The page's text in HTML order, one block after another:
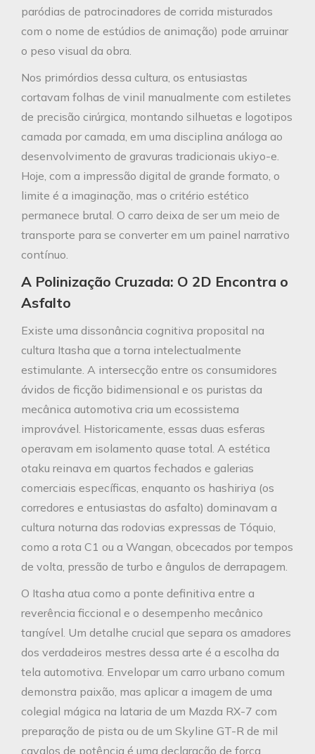
paródias de patrocinadores de corrida misturados
com o nome de estúdios de animação) pode arruinar
o peso visual da obra.
Nos primórdios dessa cultura, os entusiastas
cortavam folhas de vinil manualmente com estiletes
de precisão cirúrgica, montando silhuetas e logotipos
camada por camada, em uma disciplina análoga ao
desenvolvimento de gravuras tradicionais ukiyo-e.
Hoje, com a impressão digital de grande formato, o
limite é a imaginação, mas o critério estético
permanece brutal. O carro deixa de ser um meio de
transporte para se converter em um painel narrativo
contínuo.
A Polinização Cruzada: O 2D Encontra o
Asfalto
Existe uma dissonância cognitiva proposital na
cultura Itasha que a torna intelectualmente
estimulante. A intersecção entre os consumidores
ávidos de ficção bidimensional e os puristas da
mecânica automotiva cria um ecossistema
improvável. Historicamente, essas duas esferas
operavam em isolamento quase total. A estética
otaku reinava em quartos fechados e galerias
comerciais específicas, enquanto os hashiriya (os
corredores e entusiastas do asfalto) dominavam a
cultura noturna das rodovias expressas de Tóquio,
como a rota C1 ou a Wangan, obcecados por tempos
de volta, pressão de turbo e ângulos de derrapagem.
O Itasha atua como a ponte definitiva entre a
reverência ficcional e o desempenho mecânico
tangível. Um detalhe crucial que separa os amadores
dos verdadeiros mestres dessa arte é a escolha da
tela automotiva. Envelopar um carro urbano comum
demonstra paixão, mas aplicar a imagem de uma
colegial mágica na lataria de um Mazda RX-7 com
preparação de pista ou de um Skyline GT-R de mil
cavalos de potência é uma declaração de força